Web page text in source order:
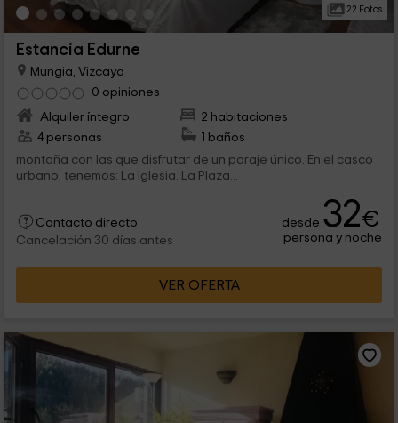
22 Fotos
Estancia Edurne
Mungia, Vizcaya
0 opiniones
Alquiler íntegro
2 habitaciones
4 personas
1 baños
montaña con las que disfrutar de un paraje único. En el casco
urbano, tenemos: La iglesia. La Plaza...
Contacto directo
Cancelación 30 días antes
desde 32€
persona y noche
VER OFERTA